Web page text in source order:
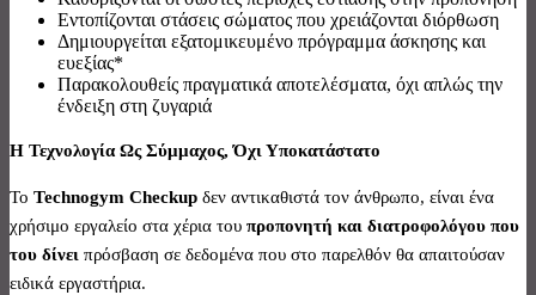
Εντοπίζονται στάσεις σώματος που χρειάζονται διόρθωση
Δημιουργείται εξατομικευμένο πρόγραμμα άσκησης και
ευεξίας*
Παρακολουθείς πραγματικά αποτελέσματα, όχι απλώς την
ένδειξη στη ζυγαριά
Η Τεχνολογία Ως Σύμμαχος, Όχι Υποκατάστατο
Το Technogym Checkup δεν αντικαθιστά τον άνθρωπο, είναι ένα
χρήσιμο εργαλείο στα χέρια του προπονητή και διατροφολόγου που
του δίνει πρόσβαση σε δεδομένα που στο παρελθόν θα απαιτούσαν
ειδικά εργαστήρια.